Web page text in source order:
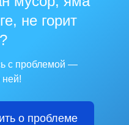
не горит
с проблемой —
о проблеме